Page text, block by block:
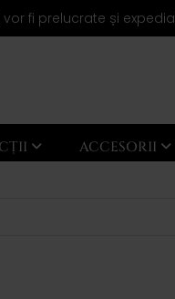
fi prelucrate și
ACCESORII